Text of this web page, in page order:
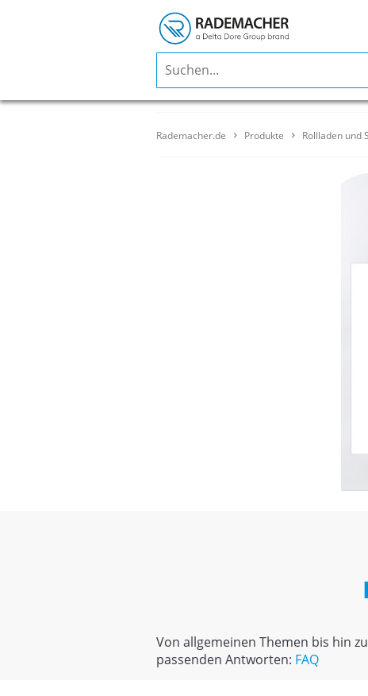
Rademacher.de Produkte Rollladen und
Von allgemeinen Themen bis hin
passenden Antworten: FAQ